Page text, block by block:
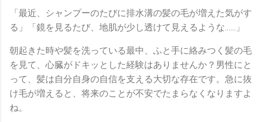
「最近、シャンプーのたびに排水溝の髪の毛が増えた気がす
る」「鏡を見るたび、地肌が少し透けて見えるような……」
朝起きた時や髪を洗っている最中、ふと手に絡みつく髪の毛
を見て、心臓がドキッとした経験はありませんか？男性にと
って、髪は自分自身の自信を支える大切な存在です。急に抜
け毛が増えると、将来のことが不安でたまらなくなりますよ
ね。